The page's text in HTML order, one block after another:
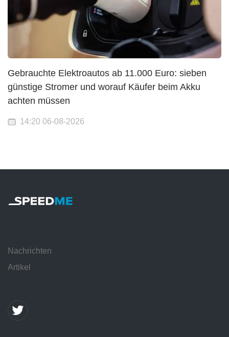
Gebrauchte Elektroautos ab 11.000 Euro: sieben
günstige Stromer und worauf Käufer beim Akku
achten müssen
14:20 06-08-2026
Nachrichten
Artikel